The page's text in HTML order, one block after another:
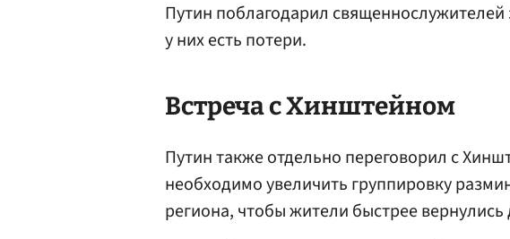
Путин поблагодарил священнослужителей
у них есть потери.
Встреча сХинштейном
Путин также отдельно переговорил с
необходимо увеличить группировку
региона, чтобы жители быстрее